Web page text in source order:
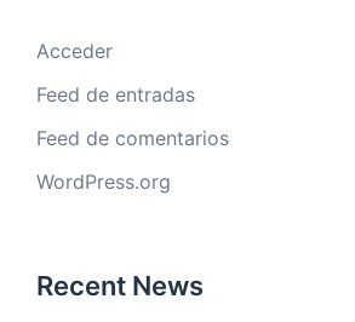
Acceder
Feed de entradas
Feed de comentarios
WordPress.org
Recent News